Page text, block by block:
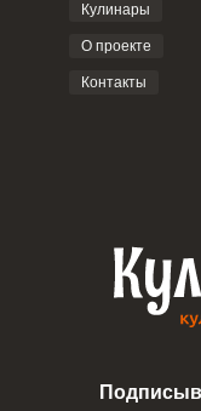
Кулинары
О проекте
Контакты